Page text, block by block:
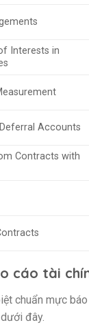
Interests in
Accounts
Contracts with
cáo tài
chuẩn mực
đây.